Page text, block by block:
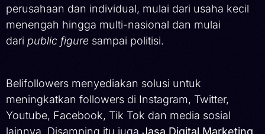
perusahaan dan individual, mulai dari usaha kecil
menengah hingga multi-nasional dan mulai
dari public figure sampai politisi.
Belifollowers menyediakan solusi untuk
meningkatkan followers di Instagram, Twitter,
Youtube, Facebook, Tik Tok dan media sosial
lainnya. Disamping itu juga Jasa Digital Marketing